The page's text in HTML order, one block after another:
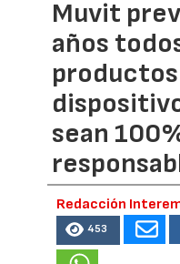
Muvit
años
productos
sean
Redacción
453